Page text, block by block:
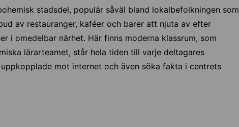
stadsdel, populär såväl bland lokalbefolkningen som
av restauranger, kaféer och barer att njuta av efter
i omedelbar närhet. Här finns moderna klassrum, som
lärarteamet, står hela tiden till varje deltagares
mot internet och även söka fakta i centrets